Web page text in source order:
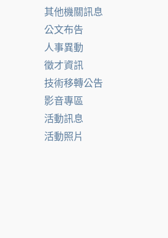
其他機關訊息
公文布告
人事異動
徵才資訊
技術移轉公告
影音專區
活動訊息
活動照片